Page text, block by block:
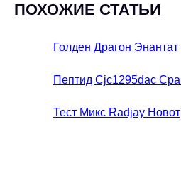
ПОХОЖИЕ СТАТЬИ
Голден Драгон Энантат
Пептид Cjc1295dac
Тест Микс Radjay